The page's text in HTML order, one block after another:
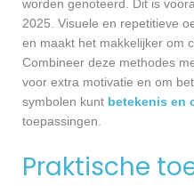
worden genoteerd. Dit is
2025. Visuele en repetitieve
en maakt het makkelijker om
Combineer deze methodes
voor extra motivatie en om
symbolen kunt betekenis en
toepassingen.
Praktische